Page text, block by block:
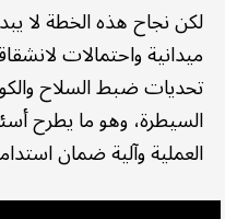
لكن نجاح هذه الخطة لا
ميدانية واحتمالات
تحديات ضبط السلاح
السيطرة، وهو ما يطرح
العملية وآلية ضمان